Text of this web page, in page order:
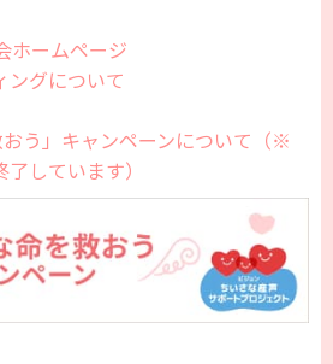
ホームページ
ングについて
おう」キャンペーンについて（※
しています）